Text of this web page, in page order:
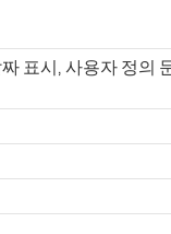
표시, 사용자 정의